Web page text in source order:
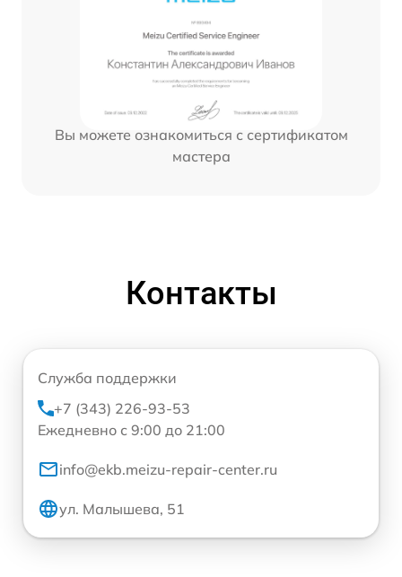
Вы можете ознакомиться с сертификатом
мастера
Контакты
Служба поддержки
+7 (343) 226-93-53
Ежедневно с 9:00 до 21:00
info@ekb.meizu-repair-center.ru
ул. Малышева, 51